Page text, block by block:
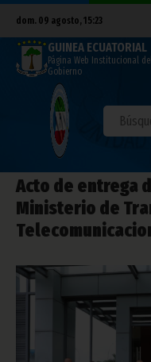
dom. 09 agosto, 15:23
GUINEA ECUATORIAL
Página Web Institucional
Gobierno
Acto de entrega
Ministerio de